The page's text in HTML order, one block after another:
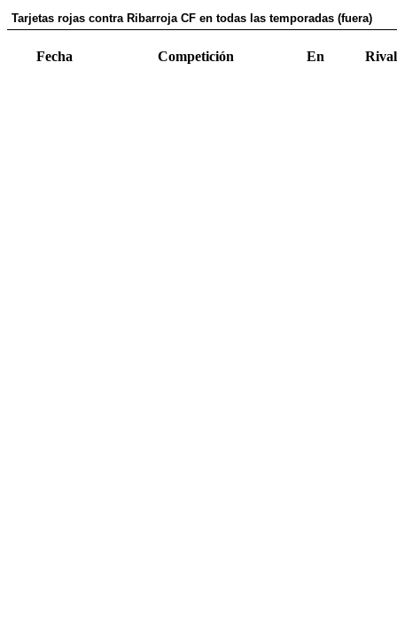
Tarjetas rojas contra Ribarroja CF en todas las temporadas (fuera)
Fecha Competición En Rival